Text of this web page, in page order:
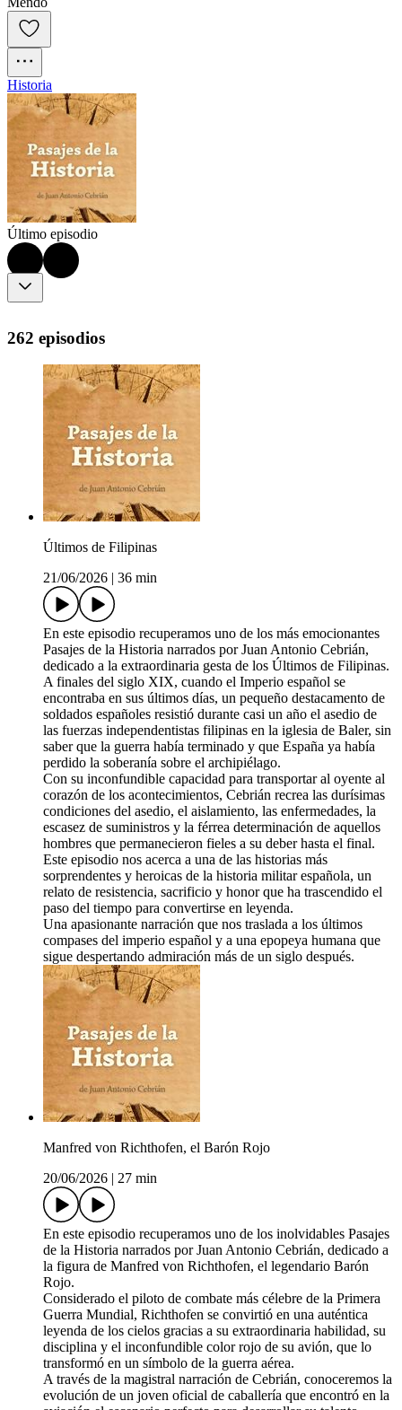
Historia
Último episodio
262 episodios
Últimos de Filipinas
21/06/2026
36 min
En este episodio recuperamos uno de los más emocionantes
Pasajes de la Historia narrados por Juan Antonio Cebrián,
dedicado a la extraordinaria gesta de los Últimos de Filipinas.
A finales del siglo XIX, cuando el Imperio español se
encontraba en sus últimos días, un pequeño destacamento de
soldados españoles resistió durante casi un año el asedio de
las fuerzas independentistas filipinas en la iglesia de Baler, sin
saber que la guerra había terminado y que España ya había
perdido la soberanía sobre el archipiélago.
Con su inconfundible capacidad para transportar al oyente al
corazón de los acontecimientos, Cebrián recrea las durísimas
condiciones del asedio, el aislamiento, las enfermedades, la
escasez de suministros y la férrea determinación de aquellos
hombres que permanecieron fieles a su deber hasta el final.
Este episodio nos acerca a una de las historias más
sorprendentes y heroicas de la historia militar española, un
relato de resistencia, sacrificio y honor que ha trascendido el
paso del tiempo para convertirse en leyenda.
Una apasionante narración que nos traslada a los últimos
compases del imperio español y a una epopeya humana que
sigue despertando admiración más de un siglo después.
Manfred von Richthofen, el Barón Rojo
20/06/2026
27 min
En este episodio recuperamos uno de los inolvidables Pasajes
de la Historia narrados por Juan Antonio Cebrián, dedicado a
la figura de Manfred von Richthofen, el legendario Barón
Rojo.
Considerado el piloto de combate más célebre de la Primera
Guerra Mundial, Richthofen se convirtió en una auténtica
leyenda de los cielos gracias a su extraordinaria habilidad, su
disciplina y el inconfundible color rojo de su avión, que lo
transformó en un símbolo de la guerra aérea.
A través de la magistral narración de Cebrián, conoceremos la
evolución de un joven oficial de caballería que encontró en la